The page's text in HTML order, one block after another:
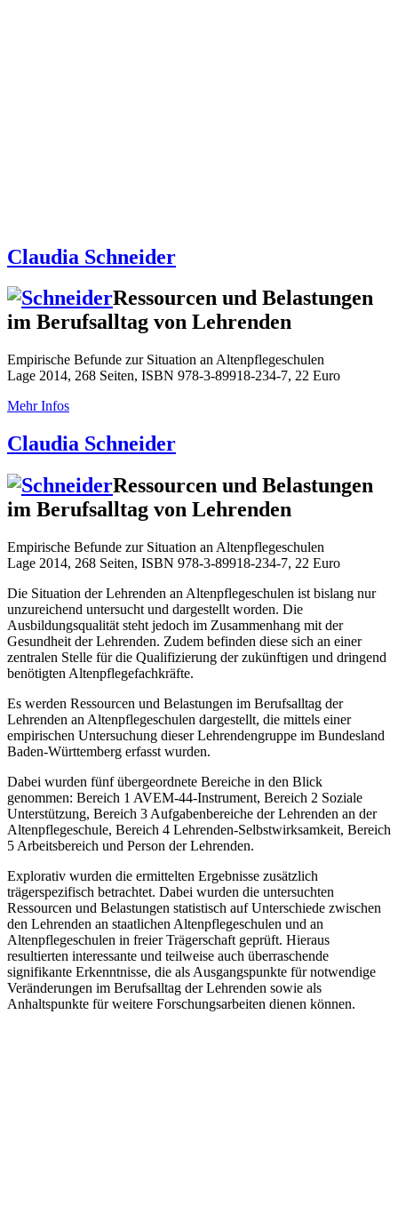
Claudia Schneider
Ressourcen und Belastungen
im Berufsalltag von Lehrenden
Empirische Befunde zur Situation an Altenpflegeschulen
Lage 2014, 268 Seiten, ISBN 978-3-89918-234-7, 22 Euro
Mehr Infos
Claudia Schneider
Ressourcen und Belastungen
im Berufsalltag von Lehrenden
Empirische Befunde zur Situation an Altenpflegeschulen
Lage 2014, 268 Seiten, ISBN 978-3-89918-234-7, 22 Euro
Die Situation der Lehrenden an Altenpflegeschulen ist bislang nur
unzureichend untersucht und dargestellt worden. Die
Ausbildungsqualität steht jedoch im Zusammenhang mit der
Gesundheit der Lehrenden. Zudem befinden diese sich an einer
zentralen Stelle für die Qualifizierung der zukünftigen und dringend
benötigten Altenpflegefachkräfte.
Es werden Ressourcen und Belastungen im Berufsalltag der
Lehrenden an Altenpflegeschulen dargestellt, die mittels einer
empirischen Untersuchung dieser Lehrendengruppe im Bundesland
Baden-Württemberg erfasst wurden.
Dabei wurden fünf übergeordnete Bereiche in den Blick
genommen: Bereich 1 AVEM-44-Instrument, Bereich 2 Soziale
Unterstützung, Bereich 3 Aufgabenbereiche der Lehrenden an der
Altenpflegeschule, Bereich 4 Lehrenden-Selbstwirksamkeit, Bereich
5 Arbeitsbereich und Person der Lehrenden.
Explorativ wurden die ermittelten Ergebnisse zusätzlich
trägerspezifisch betrachtet. Dabei wurden die untersuchten
Ressourcen und Belastungen statistisch auf Unterschiede zwischen
den Lehrenden an staatlichen Altenpflegeschulen und an
Altenpflegeschulen in freier Trägerschaft geprüft. Hieraus
resultierten interessante und teilweise auch überraschende
signifikante Erkenntnisse, die als Ausgangspunkte für notwendige
Veränderungen im Berufsalltag der Lehrenden sowie als
Anhaltspunkte für weitere Forschungsarbeiten dienen können.